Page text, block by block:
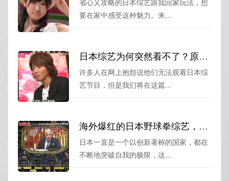
省心又攻略的日本综艺跟我回家玩法，想
要在家中感受这种魅力。来...
日本综艺为何突然看不了？原因全盘点
许多人在网上抱怨说他们无法观看日本综
艺节目，但是我们将在这篇...
海外爆红的日本野球拳综艺，这个节目到底有何魅力？
日本一直是一个以创新著称的国家，都在
不断地突破自我的极限，这...